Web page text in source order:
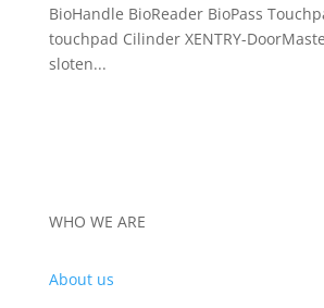
BioHandle BioReader BioPass
touchpad Cilinder XENTRY-
sloten...
WHO WE ARE
About us